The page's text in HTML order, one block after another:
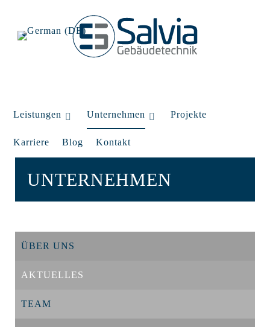
Leistungen Unternehmen Projekte
Karriere Blog Kontakt
UNTERNEHMEN
ÜBER UNS
AKTUELLES
TEAM